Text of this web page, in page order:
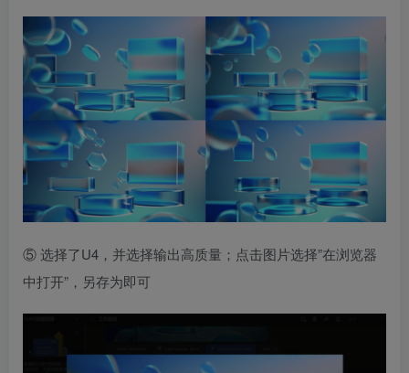
⑤ 选择了U4，并选择输出高质量；点击图片选择”在浏览器
中打开”，另存为即可